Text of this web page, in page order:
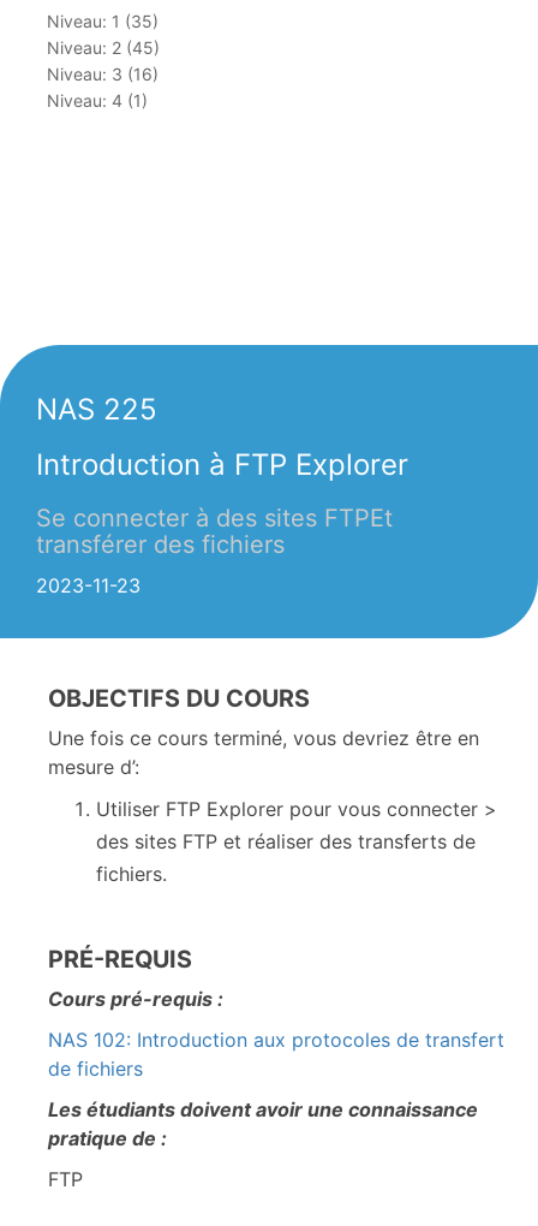
Niveau: 1 (35)
Niveau: 2 (45)
Niveau: 3 (16)
Niveau: 4 (1)
NAS 225
Introduction à FTP Explorer
Se connecter à des sites FTPEt
transférer des fichiers
2023-11-23
OBJECTIFS DU COURS
Une fois ce cours terminé, vous devriez être en
mesure d’:
Utiliser FTP Explorer pour vous connecter >
des sites FTP et réaliser des transferts de
fichiers.
PRÉ-REQUIS
Cours pré-requis :
NAS 102: Introduction aux protocoles de transfert
de fichiers
Les étudiants doivent avoir une connaissance
pratique de :
FTP